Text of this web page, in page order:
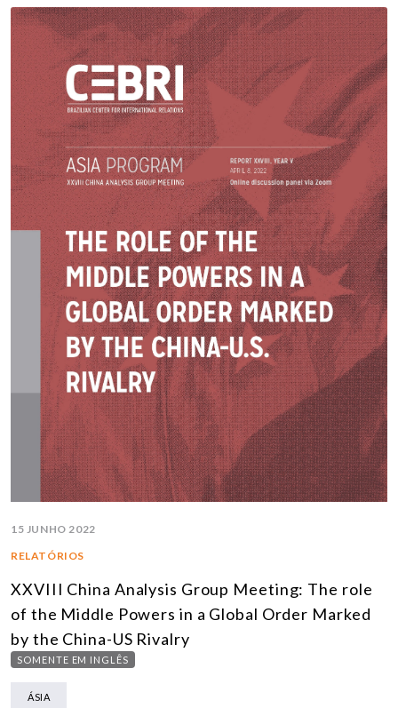
15 JUNHO 2022
RELATÓRIOS
XXVIII China Analysis Group Meeting: The role
of the Middle Powers in a Global Order Marked
by the China-US Rivalry
SOMENTE EM INGLÊS
ÁSIA